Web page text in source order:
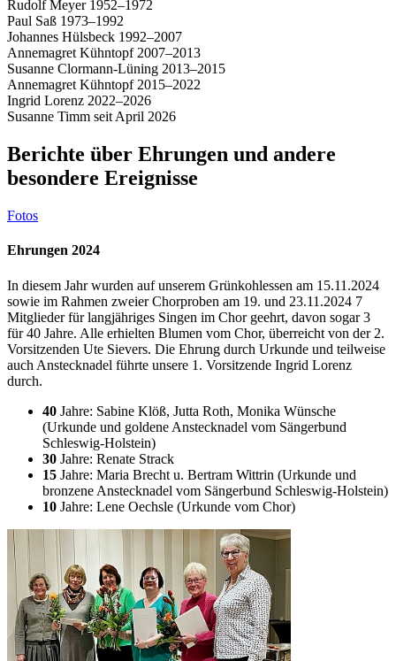
Rudolf Meyer 1952–1972
Paul Saß 1973–1992
Johannes Hülsbeck 1992–2007
Annemagret Kühntopf 2007–2013
Susanne Clormann-Lüning 2013–2015
Annemagret Kühntopf 2015–2022
Ingrid Lorenz 2022–2026
Susanne Timm seit April 2026
Berichte über Ehrungen und andere
besondere Ereignisse
Fotos
Ehrungen 2024
In diesem Jahr wurden auf unserem Grünkohlessen am 15.11.2024
sowie im Rahmen zweier Chorproben am 19. und 23.11.2024 7
Mitglieder für langjähriges Singen im Chor geehrt, davon sogar 3
für 40 Jahre. Alle erhielten Blumen vom Chor, überreicht von der 2.
Vorsitzenden Ute Sievers. Die Ehrung durch Urkunde und teilweise
auch Anstecknadel führte unsere 1. Vorsitzende Ingrid Lorenz
durch.
40 Jahre: Sabine Klöß, Jutta Roth, Monika Wünsche
(Urkunde und goldene Anstecknadel vom Sängerbund
Schleswig-Holstein)
30 Jahre: Renate Strack
15 Jahre: Maria Brecht u. Bertram Wittrin (Urkunde und
bronzene Anstecknadel vom Sängerbund Schleswig-Holstein)
10 Jahre: Lene Oechsle (Urkunde vom Chor)